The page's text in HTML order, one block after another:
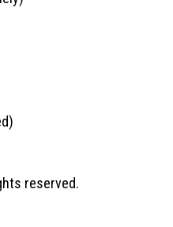
reserved.